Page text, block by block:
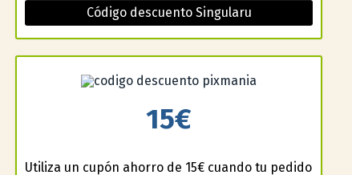
Código descuento Singularu
15€
Utiliza un cupón ahorro de 15€ cuando tu pedido